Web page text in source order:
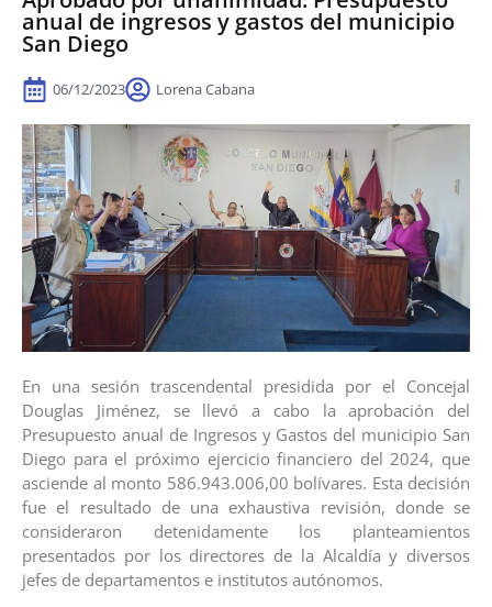
anual de ingresos y gastos del municipio
San Diego
06/12/2023 Lorena Cabana
En una sesión trascendental presidida por el Concejal
Douglas Jiménez, se llevó a cabo la aprobación del
Presupuesto anual de Ingresos y Gastos del municipio San
Diego para el próximo ejercicio financiero del 2024, que
asciende al monto 586.943.006,00 bolívares. Esta decisión
fue el resultado de una exhaustiva revisión, donde se
consideraron detenidamente los planteamientos
presentados por los directores de la Alcaldía y diversos
jefes de departamentos e institutos autónomos.